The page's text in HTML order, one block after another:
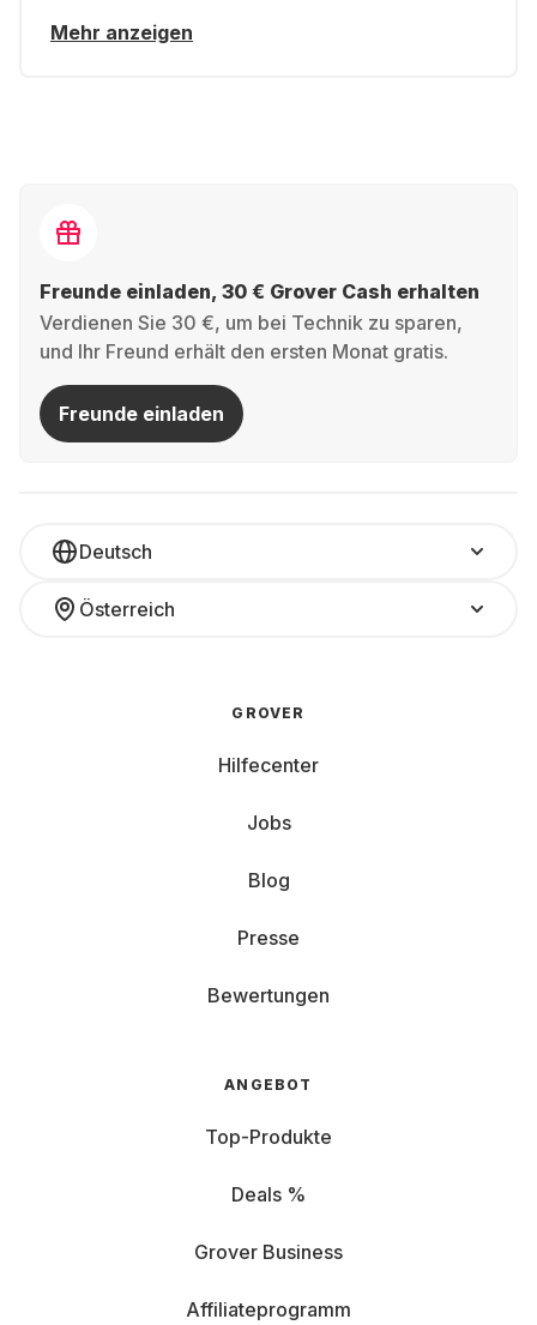
Mehr anzeigen
Freunde einladen, 30 € Grover Cash erhalten
Verdienen Sie 30 €, um bei Technik zu sparen,
und Ihr Freund erhält den ersten Monat gratis.
Freunde einladen
Deutsch
Österreich
GROVER
Hilfecenter
Jobs
Blog
Presse
Bewertungen
ANGEBOT
Top-Produkte
Deals %
Grover Business
Affiliateprogramm